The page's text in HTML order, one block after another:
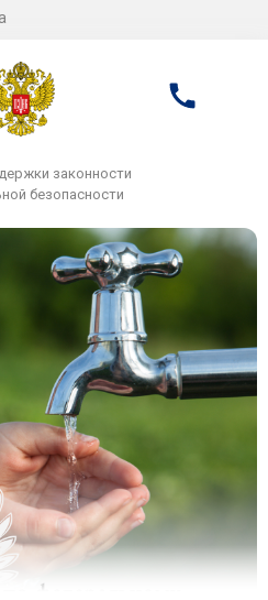
законности
безопасности